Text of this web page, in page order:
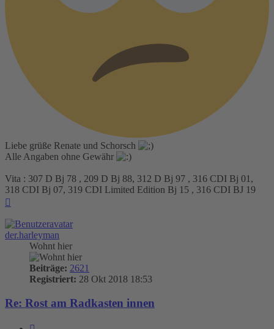
Liebe grüße Renate und Schorsch
Alle Angaben ohne Gewähr
Vita : 307 D Bj 78 , 209 D Bj 88, 312 D Bj 97 , 316 CDI Bj 01,
318 CDI Bj 07, 319 CDI Limited Edition Bj 15 , 316 CDI BJ 19
der.harleyman
Wohnt hier
Beiträge: 2621
Registriert: 28 Okt 2018 18:53
Re: Rost am Radkasten innen